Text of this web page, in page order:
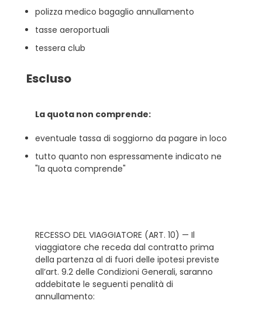
polizza medico bagaglio annullamento
tasse aeroportuali
tessera club
Escluso
La quota non comprende:
eventuale tassa di soggiorno da pagare in loco
tutto quanto non espressamente indicato ne
"la quota comprende"
RECESSO DEL VIAGGIATORE (ART. 10) — Il
viaggiatore che receda dal contratto prima
della partenza al di fuori delle ipotesi previste
all’art. 9.2 delle Condizioni Generali, saranno
addebitate le seguenti penalità di
annullamento: